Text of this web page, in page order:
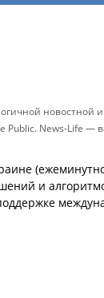
Public. News-Life
и